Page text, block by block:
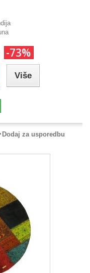
-73%
Više
Dodaj za usporedbu